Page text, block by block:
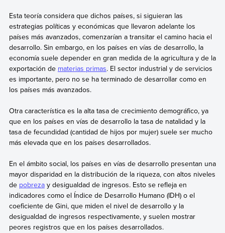
Esta teoría considera que dichos países, si siguieran las
estrategias políticas y económicas que llevaron adelante los
países más avanzados, comenzarían a transitar el camino hacia el
desarrollo. Sin embargo, en los países en vías de desarrollo, la
economía suele depender en gran medida de la agricultura y de la
exportación de materias primas. El sector industrial y de servicios
es importante, pero no se ha terminado de desarrollar como en
los países más avanzados.
Otra característica es la alta tasa de crecimiento demográfico, ya
que en los países en vías de desarrollo la tasa de natalidad y la
tasa de fecundidad (cantidad de hijos por mujer) suele ser mucho
más elevada que en los países desarrollados.
En el ámbito social, los países en vías de desarrollo presentan una
mayor disparidad en la distribución de la riqueza, con altos niveles
de pobrezay desigualdad de ingresos. Esto se refleja en
indicadores como el Índice de Desarrollo Humano (IDH) o el
coeficiente de Gini, que miden el nivel de desarrollo y la
desigualdad de ingresos respectivamente, y suelen mostrar
peores registros que en los países desarrollados.